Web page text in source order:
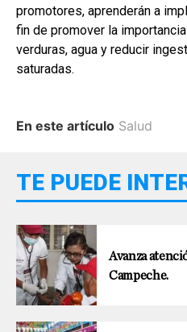
promotores, aprenderán a
fin de promover la
verduras, agua y reducir
saturadas.
En este artículo Salud
TE PUEDE
Avanza
Campeche.